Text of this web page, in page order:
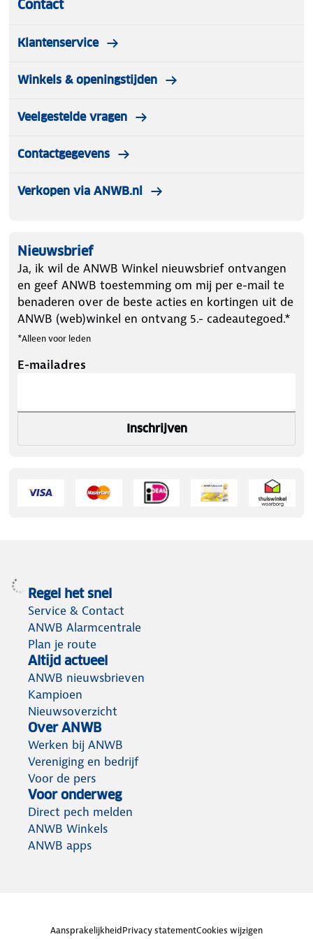
Bij de Jetboil MicroMo krijg je een 0,8 liter FluxRing®
en zeef, een bodembeschermer die ook als
Contact
Klantenservice
Winkels & openingstijden
Veelgestelde vragen
Contactgegevens
Verkopen via ANWB.nl
Nieuwsbrief
Ja, ik wil de ANWB Winkel nieuwsbrief ontvangen
en geef ANWB toestemming om mij per e-mail te
benaderen over de beste acties en kortingen uit de
ANWB (web)winkel en ontvang 5.- cadeautegoed.*
*Alleen voor leden
E-mailadres
Inschrijven
Regel het snel
Service & Contact
ANWB Alarmcentrale
Plan je route
Altijd actueel
ANWB nieuwsbrieven
Kampioen
Nieuwsoverzicht
Over ANWB
Werken bij ANWB
Vereniging en bedrijf
Voor de pers
Voor onderweg
Direct pech melden
ANWB Winkels
ANWB apps
AansprakelijkheidPrivacy statementCookies wijzigen